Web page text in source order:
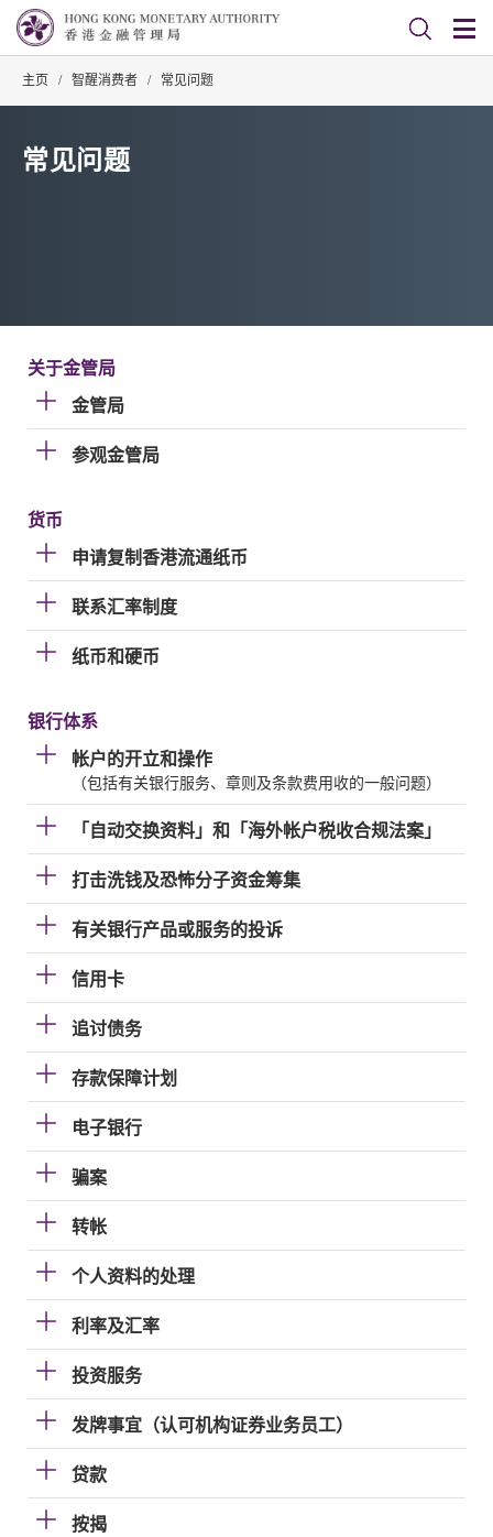
主页 / 智醒消费者 / 常见问题
常见问题
关于金管局
金管局
参观金管局
货币
申请复制香港流通纸币
联系汇率制度
纸币和硬币
银行体系
帐户的开立和操作
（包括有关银行服务、章则及条款费用收的一般问题）
「自动交换资料」和「海外帐户税收合规法案」
打击洗钱及恐怖分子资金筹集
有关银行产品或服务的投诉
信用卡
追讨债务
存款保障计划
电子银行
骗案
转帐
个人资料的处理
利率及汇率
投资服务
发牌事宜（认可机构证券业务员工）
贷款
按揭